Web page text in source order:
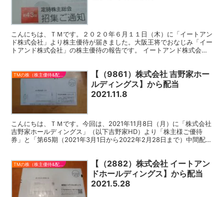
こんにちは、ＴＭです。２０２０年６月１１日（木）に「イートアン
ド株式会社」より株主優待が届きました。大阪王将でおなじみ「イー
トアンド株式会社」の株主優待の報告です。 イートアンド株式会社
【（9861）株式会社 吉野家ホー
ルディングス】から配当
2021.11.8
こんにちは、ＴＭです。今回は、2021年11月8日（月）に「株式会社
吉野家ホールディングス」（以下吉野家HD）より「株主様ご優待
券」と「第65期（2021年3月1日から2022年2月28日まで）中間配当
【（2882）株式会社 イートアン
ドホールディングス】から配当
2021.5.28